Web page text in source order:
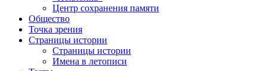
Центр сохранения памяти
Общество
Точка зрения
Страницы истории
Страницы истории
Имена в летописи